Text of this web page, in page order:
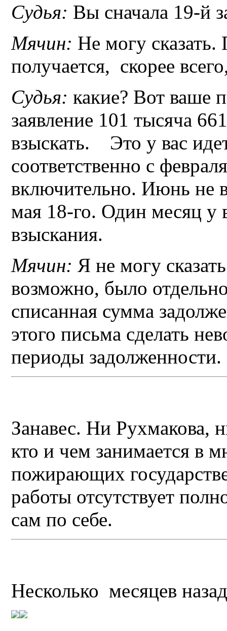
Судья: Вы сначала 19-й
Мячин: Не могу
получается, скорее
Судья: какие? Вот ваше
заявление 101 тысяча
взыскать. Это у вас
соответственно с
включительно. Июнь не
мая 18-го. Один месяц у
взыскания.
Мячин: Я не могу
возможно, было
списанная сумма
этого письма сделать
периоды задолженности.
Занавес. Ни Рухмакова,
кто и чем занимается в
пожирающих
работы отсутствует
сам по себе.
Несколько месяцев